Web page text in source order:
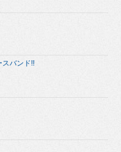
スバンド!!